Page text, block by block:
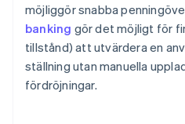
möjliggör snabba
banking gör det möjligt för
tillstånd) att utvärdera en
ställning utan manuella
fördröjningar.